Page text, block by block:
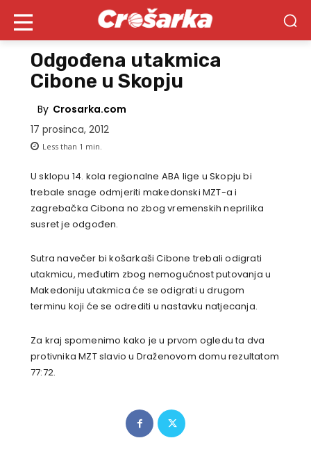
Odgođena utakmica
Cibone u Skopju
By Crosarka.com
17 prosinca, 2012
Less than 1 min.
U sklopu 14. kola regionalne ABA lige u Skopju bi
trebale snage odmjeriti makedonski MZT-a i
zagrebačka Cibona no zbog vremenskih neprilika
susret je odgođen.
Sutra navečer bi košarkaši Cibone trebali odigrati
utakmicu, međutim zbog nemogućnost putovanja u
Makedoniju utakmica će se odigrati u drugom
terminu koji će se odrediti u nastavku natjecanja.
Za kraj spomenimo kako je u prvom ogledu ta dva
protivnika MZT slavio u Draženovom domu rezultatom
77:72.